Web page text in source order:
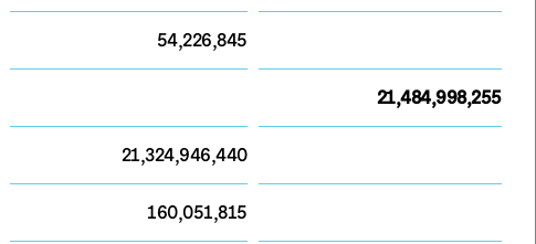
54,226,845
21,484,998,255
21,324,946,440
160,051,815